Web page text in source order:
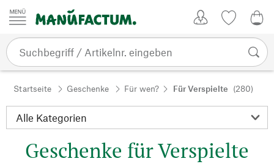
Zum Inhalt springen
Startseite Geschenke Für wen? Für Verspielte (280)
Geschenke für Verspielte